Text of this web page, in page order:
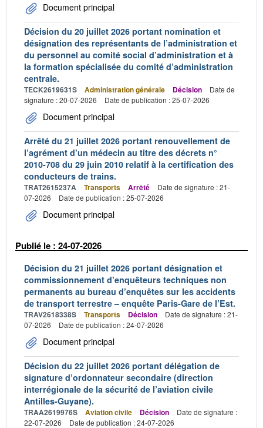
Document principal
Décision du 20 juillet 2026 portant nomination et
désignation des représentants de l’administration et
du personnel au comité social d’administration et à
la formation spécialisée du comité d’administration
centrale.
TECK2619631S Administration générale Décision
Date de
signature : 20-07-2026
Date de publication : 25-07-2026
Document principal
Arrêté du 21 juillet 2026 portant renouvellement de
l’agrément d’un médecin au titre des décrets n°
2010-708 du 29 juin 2010 relatif à la certification des
conducteurs de trains.
TRAT2615237A Transports Arrêté
Date de signature : 21-
07-2026
Date de publication : 25-07-2026
Document principal
Publié le : 24-07-2026
Décision du 21 juillet 2026 portant désignation et
commissionnement d’enquêteurs techniques non
permanents au bureau d’enquêtes sur les accidents
de transport terrestre – enquête Paris-Gare de l’Est.
TRAV2618338S Transports Décision
Date de signature : 21-
07-2026
Date de publication : 24-07-2026
Document principal
Décision du 22 juillet 2026 portant délégation de
signature d’ordonnateur secondaire (direction
interrégionale de la sécurité de l’aviation civile
Antilles-Guyane).
TRAA2619976S Aviation civile Décision
Date de signature :
22-07-2026
Date de publication : 24-07-2026